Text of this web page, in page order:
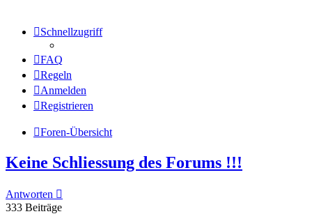
Schnellzugriff
FAQ
Regeln
Anmelden
Registrieren
Foren-Übersicht
Keine Schliessung des Forums !!!
Antworten
333 Beiträge